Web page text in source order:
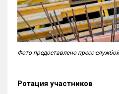
Фото предоставлено пресс-
Ротация участников